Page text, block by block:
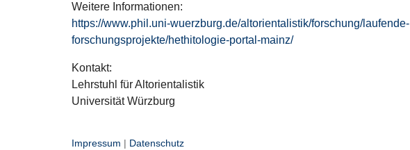
Weitere Informationen:
https://www.phil.uni-wuerzburg.de/altorientalistik/forschung/laufende-
forschungsprojekte/hethitologie-portal-mainz/
Kontakt:
Lehrstuhl für Altorientalistik
Universität Würzburg
Impressum | Datenschutz